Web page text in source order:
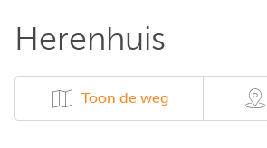
Herenhuis
Toon de weg